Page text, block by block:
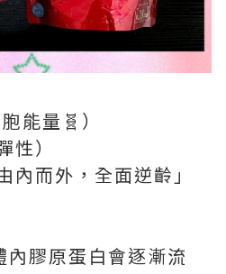
能量🧬）
）
內而外，全面逆齡」
內膠原蛋白會逐漸流